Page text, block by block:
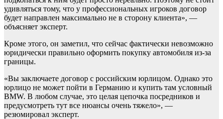
удивляться тому, что у профессиональных игроков договор
будет направлен максимально не в сторону клиента», —
объясняет эксперт.
Кроме этого, он заметил, что сейчас фактически невозможно
юридически правильно оформить покупку автомобиля из-за
границы.
«Вы заключаете договор с российским юрлицом. Однако это
юрлицо не может пойти в Германию и купить там условный
BMW. В любом случае, это целая цепочка посредников и
предусмотреть тут все нюансы очень тяжело», —
резюмировал эксперт.